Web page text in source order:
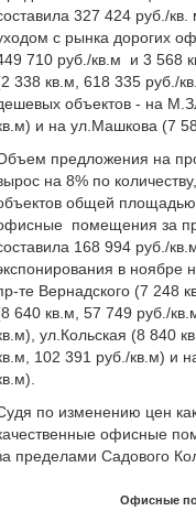
327 424 руб./
с рынка дорогих
710 руб./кв.м и 3 568
338 кв.м, 618 335 руб./
объектов - на
и на ул.Машкова (7
предложения на
на 8% по
общей
помещения за
168 994 руб./
в ноябре
те Вернадского (7 248
640 кв.м, 57 749 руб./
ул.Кольская (8 840
102 391 руб./кв.м) и
по изменению цен
офисные
пределами Садового
Офисные